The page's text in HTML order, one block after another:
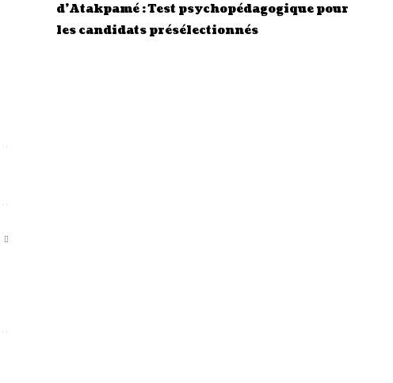
d’Atakpamé : Test psychopédagogique pour
les candidats présélectionnés